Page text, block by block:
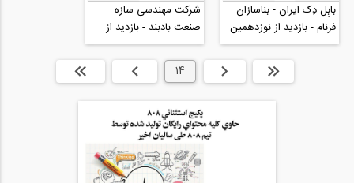
بابِل دِک ایران - بناسازان
فرنام - بازدید از نوزدهمین
نمایشگاه بین المللی
شرکت مهندسی سازه
صنعت بادبند - بازدید از
نوزدهمین نمایشگاه بین
المللی صنعت...
ابتدا قبلی 14 بعدی انتها »